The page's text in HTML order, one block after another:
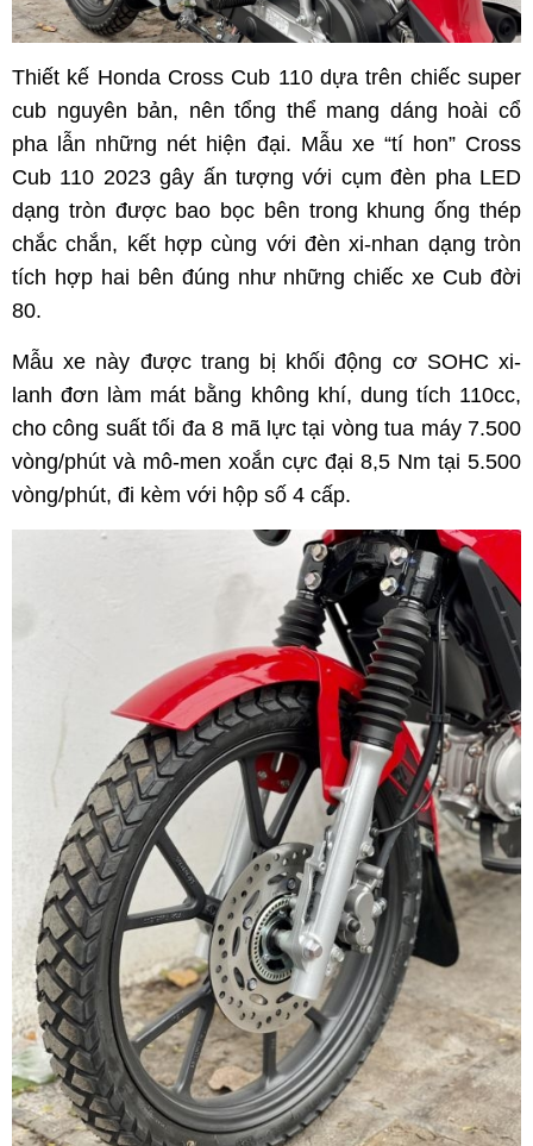
Thiết kế Honda Cross Cub 110 dựa trên chiếc super
cub nguyên bản, nên tổng thể mang dáng hoài cổ
pha lẫn những nét hiện đại. Mẫu xe “tí hon” Cross
Cub 110 2023 gây ấn tượng với cụm đèn pha LED
dạng tròn được bao bọc bên trong khung ống thép
chắc chắn, kết hợp cùng với đèn xi-nhan dạng tròn
tích hợp hai bên đúng như những chiếc xe Cub đời
80.
Mẫu xe này được trang bị khối động cơ SOHC xi-
lanh đơn làm mát bằng không khí, dung tích 110cc,
cho công suất tối đa 8 mã lực tại vòng tua máy 7.500
vòng/phút và mô-men xoắn cực đại 8,5 Nm tại 5.500
vòng/phút, đi kèm với hộp số 4 cấp.